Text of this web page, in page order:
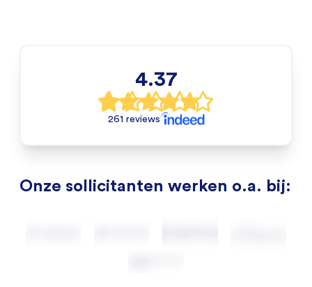
4.37
261 reviews
Onze sollicitanten werken o.a. bij: